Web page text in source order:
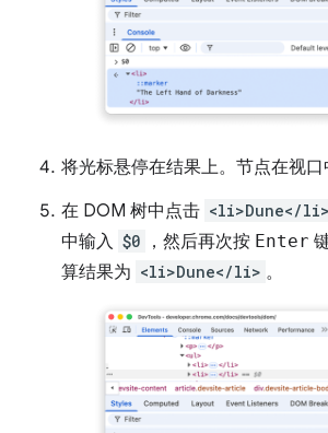
将光标悬停在结果上。节点在视口
在 DOM 树中点击 <li>Dune</li>
中输入 $0 ，然后再次按 Enter
算结果为 <li>Dune</li> 。